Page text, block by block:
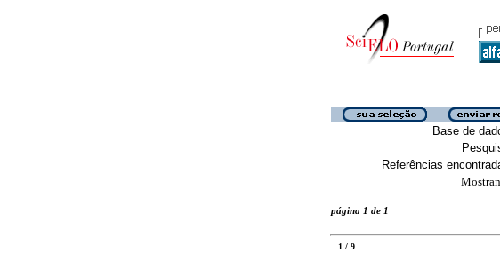
Base de
Referências
página 1 de 1
1 / 9